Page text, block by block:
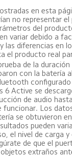
en esta
no representar
del
variar debido a
las diferencias en
el producto real
de la
con la batería
configurado
6 Active se
de audio
funcionar. Los
se obtuvieron
pueden
el nivel de carga
de que el
extraños